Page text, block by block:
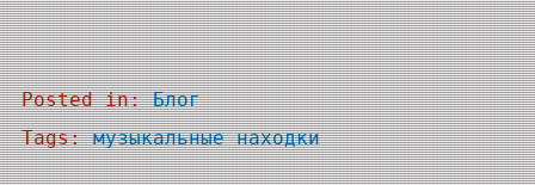
Posted in:Блог
Tags:музыкальные находки